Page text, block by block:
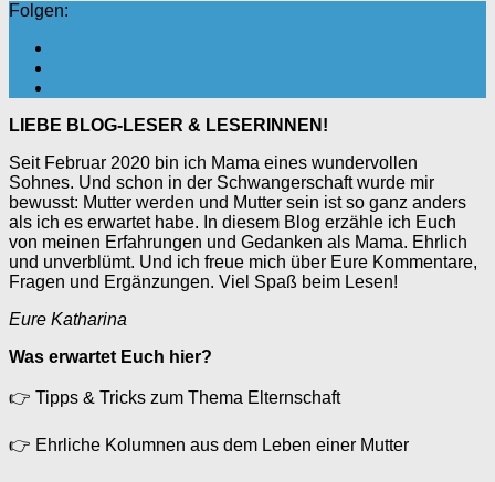
Folgen:
LIEBE BLOG-LESER & LESERINNEN!
Seit Februar 2020 bin ich Mama eines wundervollen
Sohnes. Und schon in der Schwangerschaft wurde mir
bewusst: Mutter werden und Mutter sein ist so ganz anders
als ich es erwartet habe. In diesem Blog erzähle ich Euch
von meinen Erfahrungen und Gedanken als Mama. Ehrlich
und unverblümt. Und ich freue mich über Eure Kommentare,
Fragen und Ergänzungen. Viel Spaß beim Lesen!
Eure Katharina
Was erwartet Euch hier?
👉 Tipps & Tricks zum Thema Elternschaft
👉 Ehrliche Kolumnen aus dem Leben einer Mutter